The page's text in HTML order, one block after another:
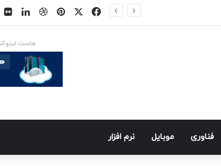
فیسبوک
ایکس پینتریستدریبببل
هاست
فناوری موبايل نرم افزار